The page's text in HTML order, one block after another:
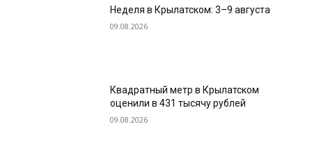
Неделя в Крылатском: 3–9 августа
09.08.2026
Квадратный метр в Крылатском
оценили в 431 тысячу рублей
09.08.2026